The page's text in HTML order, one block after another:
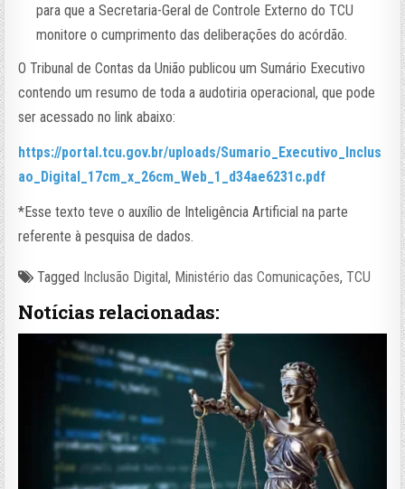
para que a Secretaria-Geral de Controle Externo do TCU
monitore o cumprimento das deliberações do acórdão.
O Tribunal de Contas da União publicou um Sumário Executivo
contendo um resumo de toda a audotiria operacional, que pode
ser acessado no link abaixo:
https://portal.tcu.gov.br/uploads/Sumario_Executivo_Inclus
ao_Digital_17cm_x_26cm_Web_1_d34ae6231c.pdf
*Esse texto teve o auxílio de Inteligência Artificial na parte
referente à pesquisa de dados.
Tagged Inclusão Digital, Ministério das Comunicações,TCU
Notícias relacionadas: